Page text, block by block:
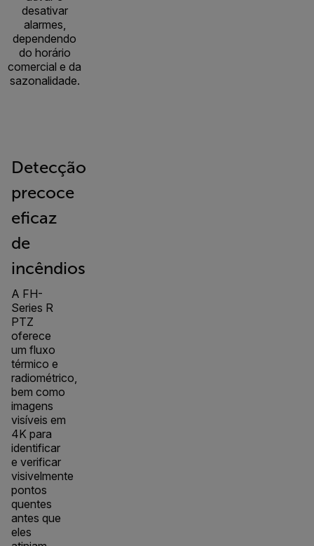
desativar
alarmes,
dependendo
do horário
comercial e da
sazonalidade.
Detecção
precoce
eficaz
de
incêndios
A FH-
Series R
PTZ
oferece
um fluxo
térmico e
radiométrico,
bem como
imagens
visíveis em
4K para
identificar
e verificar
visivelmente
pontos
quentes
antes que
eles